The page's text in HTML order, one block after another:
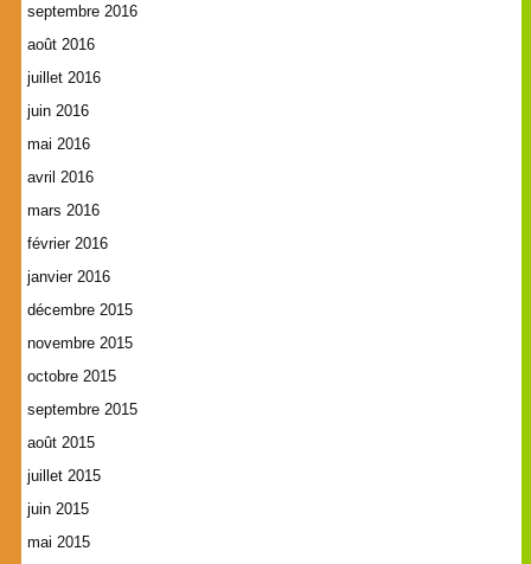
septembre 2016
août 2016
juillet 2016
juin 2016
mai 2016
avril 2016
mars 2016
février 2016
janvier 2016
décembre 2015
novembre 2015
octobre 2015
septembre 2015
août 2015
juillet 2015
juin 2015
mai 2015